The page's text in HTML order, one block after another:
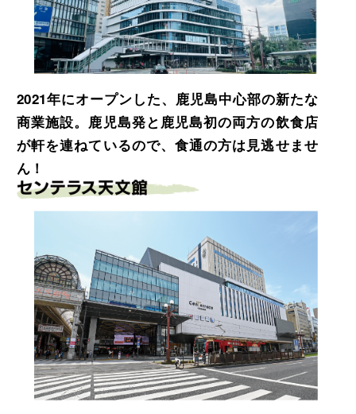
2021年にオープンした、鹿児島中心部の新たな
商業施設。鹿児島発と鹿児島初の両方の飲食店
が軒を連ねているので、食通の方は見逃せませ
ん！